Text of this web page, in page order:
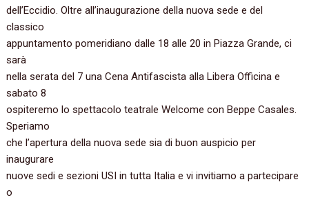
dell’Eccidio. Oltre all’inaugurazione della nuova sede e del
classico
appuntamento pomeridiano dalle 18 alle 20 in Piazza Grande, ci
sarà
nella serata del 7 una Cena Antifascista alla Libera Officina e
sabato 8
ospiteremo lo spettacolo teatrale Welcome con Beppe Casales.
Speriamo
che l’apertura della nuova sede sia di buon auspicio per
inaugurare
nuove sedi e sezioni USI in tutta Italia e vi invitiamo a partecipare
o